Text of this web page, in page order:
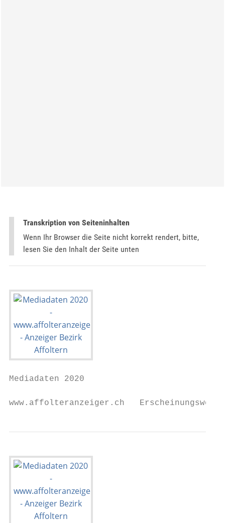
Transkription von Seiteninhalten
Wenn Ihr Browser die Seite nicht korrekt rendert, bitte,
lesen Sie den Inhalt der Seite unten
Mediadaten 2020
www.affolteranzeiger.ch